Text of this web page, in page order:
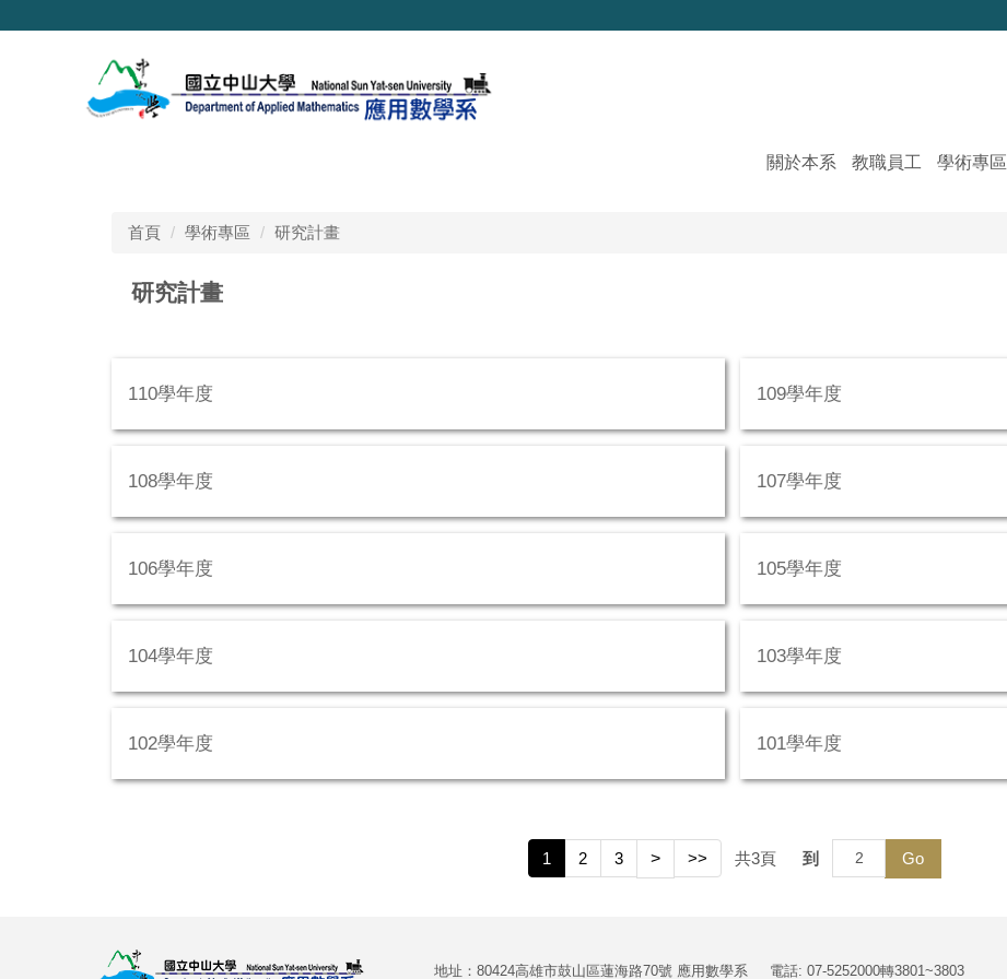
關於本系 教職員工 學術專區
首頁 學術專區 研究計畫
研究計畫
110學年度 109學年度
108學年度 107學年度
106學年度 105學年度
104學年度 103學年度
102學年度 101學年度
1 2 3 > >> 共3頁 到 Go
地址：80424高雄市鼓山區蓮海路70號 應用數學系 電話: 07-5252000轉3801~3803